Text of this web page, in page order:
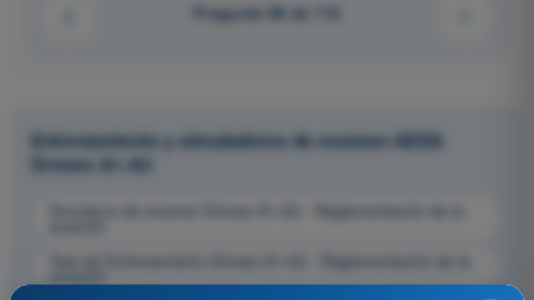
Pregunta 99 de 113
Entrenamiento y simuladores de examen AESA
Drones A1-A3
Simulacro de examen Drones A1-A3 - Reglamentación de la
Test de Entrenamiento Drones A1-A3 - Reglamentación de la